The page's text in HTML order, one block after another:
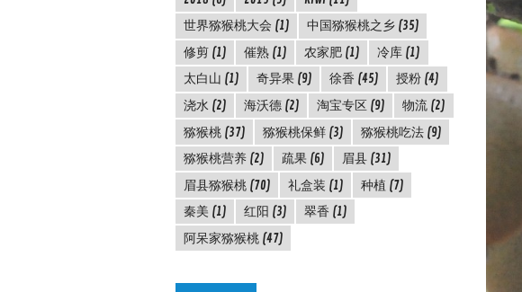
世界猕猴桃大会 (1) 中国猕猴桃之乡(35)
修剪(1) 催熟(1) 农家肥(1) 冷库 (1)
太白山 (1) 奇异果 (9) 徐香 (45) 授粉 (4)
浇水(2) 海沃德(2) 淘宝专区(9) 物流 (2)
猕猴桃(37) 猕猴桃保鲜(3) 猕猴桃吃法(9)
猕猴桃营养(2) 疏果 (6) 眉县(31)
眉县猕猴桃(70) 礼盒装 (1) 种植 (7)
秦美 (1) 红阳 (3) 翠香 (1)
阿呆家猕猴桃(47)